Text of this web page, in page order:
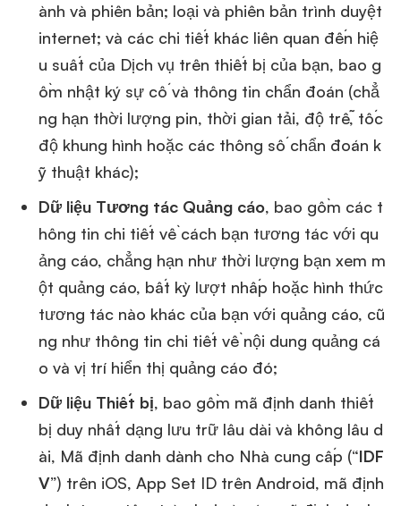
ành và phiên bản; loại và phiên bản trình duyệt
internet; và các chi tiết khác liên quan đến hiệ
u suất của Dịch vụ trên thiết bị của bạn, bao g
ồm nhật ký sự cố và thông tin chẩn đoán (chẳ
ng hạn thời lượng pin, thời gian tải, độ trễ, tốc
độ khung hình hoặc các thông số chẩn đoán k
ỹ thuật khác);
Dữ liệu Tương tác Quảng cáo, bao gồm các t
hông tin chi tiết về cách bạn tương tác với qu
ảng cáo, chẳng hạn như thời lượng bạn xem m
ột quảng cáo, bất kỳ lượt nhấp hoặc hình thức
tương tác nào khác của bạn với quảng cáo, cũ
ng như thông tin chi tiết về nội dung quảng cá
o và vị trí hiển thị quảng cáo đó;
Dữ liệu Thiết bị, bao gồm mã định danh thiết
bị duy nhất dạng lưu trữ lâu dài và không lâu d
ài, Mã định danh dành cho Nhà cung cấp (“IDF
V”) trên iOS, App Set ID trên Android, mã định